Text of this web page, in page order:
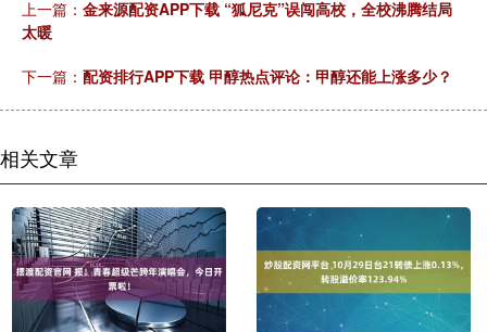
上一篇： 金来源配资APP下载 “狐尼克”误闯高校，全校沸腾结局
太暖
下一篇： 配资排行APP下载 甲醇热点评论：甲醇还能上涨多少？
相关文章